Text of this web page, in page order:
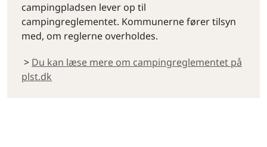
campingpladsen lever op til
campingreglementet. Kommunerne fører tilsyn
med, om reglerne overholdes.
> Du kan læse mere om campingreglementet på
plst.dk